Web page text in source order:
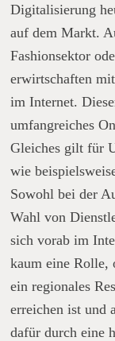
Digitalisierung
auf dem Markt.
Fashionsektor
erwirtschaften
im Internet.
umfangreiches
Gleiches gilt für
wie
Sowohl bei der
Wahl von
sich vorab im
kaum eine Rolle,
ein regionales
erreichen ist und
dafür durch eine